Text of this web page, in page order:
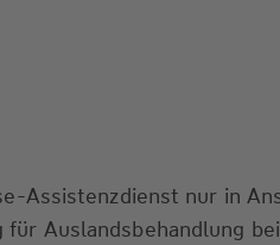
Assistenzdienst nur in
Auslandsbehandlung